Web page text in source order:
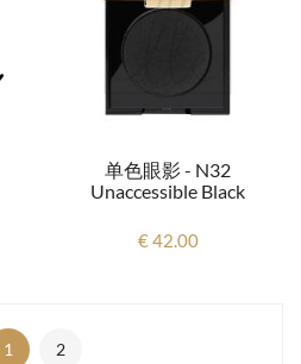
单色眼影 - N32
Unaccessible Black
€ 42.00
1 2